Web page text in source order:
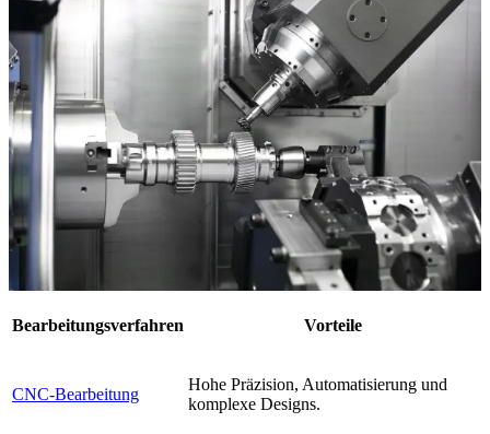
Bearbeitungsverfahren Vorteile
CNC-Bearbeitung
Hohe Präzision, Automatisierung und
komplexe Designs.